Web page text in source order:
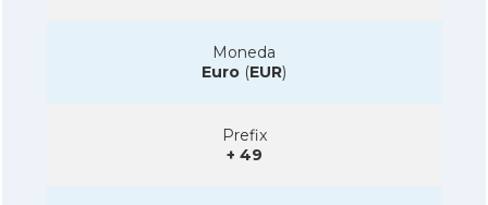
Moneda
Euro (EUR)
Prefix
+ 49